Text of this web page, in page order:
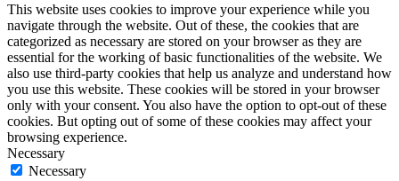
This website uses cookies to improve your experience while you
navigate through the website. Out of these, the cookies that are
categorized as necessary are stored on your browser as they are
essential for the working of basic functionalities of the website. We
also use third-party cookies that help us analyze and understand how
you use this website. These cookies will be stored in your browser
only with your consent. You also have the option to opt-out of these
cookies. But opting out of some of these cookies may affect your
browsing experience.
Necessary
Necessary